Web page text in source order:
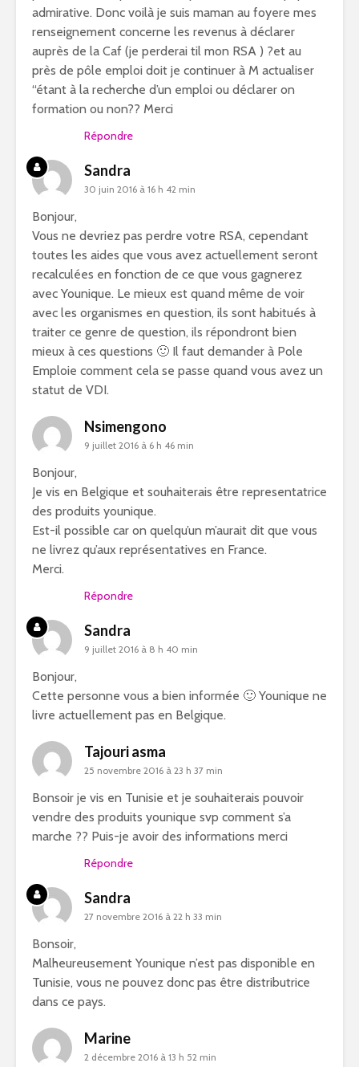
admirative. Donc voilà je suis maman au foyere mes
renseignement concerne les revenus à déclarer
auprès de la Caf (je perderai til mon RSA ) ?et au
près de pôle emploi doit je continuer à M actualiser
“étant à la recherche d’un emploi ou déclarer on
formation ou non?? Merci
Répondre
Sandra
30 juin 2016 à 16 h 42 min
Bonjour,
Vous ne devriez pas perdre votre RSA, cependant
toutes les aides que vous avez actuellement seront
recalculées en fonction de ce que vous gagnerez
avec Younique. Le mieux est quand même de voir
avec les organismes en question, ils sont habitués à
traiter ce genre de question, ils répondront bien
mieux à ces questions 🙂 Il faut demander à Pole
Emploie comment cela se passe quand vous avez un
statut de VDI.
Nsimengono
9 juillet 2016 à 6 h 46 min
Bonjour,
Je vis en Belgique et souhaiterais être representatrice
des produits younique.
Est-il possible car on quelqu’un m’aurait dit que vous
ne livrez qu’aux représentatives en France.
Merci.
Répondre
Sandra
9 juillet 2016 à 8 h 40 min
Bonjour,
Cette personne vous a bien informée 🙂 Younique ne
livre actuellement pas en Belgique.
Tajouri asma
25 novembre 2016 à 23 h 37 min
Bonsoir je vis en Tunisie et je souhaiterais pouvoir
vendre des produits younique svp comment s’a
marche ?? Puis-je avoir des informations merci
Répondre
Sandra
27 novembre 2016 à 22 h 33 min
Bonsoir,
Malheureusement Younique n’est pas disponible en
Tunisie, vous ne pouvez donc pas être distributrice
dans ce pays.
Marine
2 décembre 2016 à 13 h 52 min